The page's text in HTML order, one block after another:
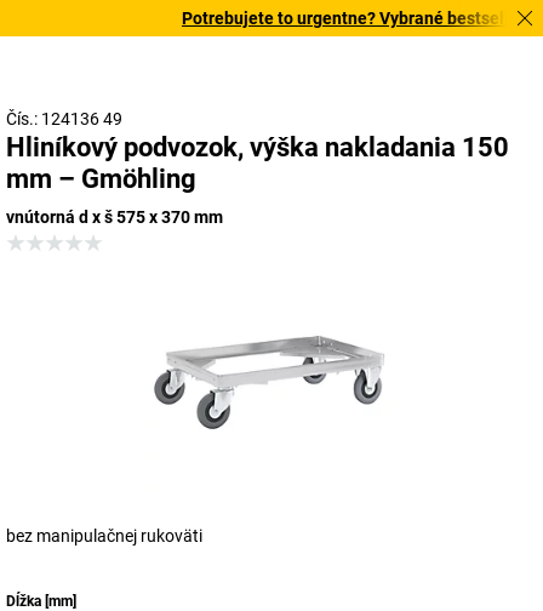
Potrebujete to urgentne? Vybrané bestsellery
Čís.: 124136 49
Hliníkový podvozok, výška nakladania 150
mm – Gmöhling
vnútorná d x š 575 x 370 mm
bez manipulačnej rukoväti
Dĺžka [mm]